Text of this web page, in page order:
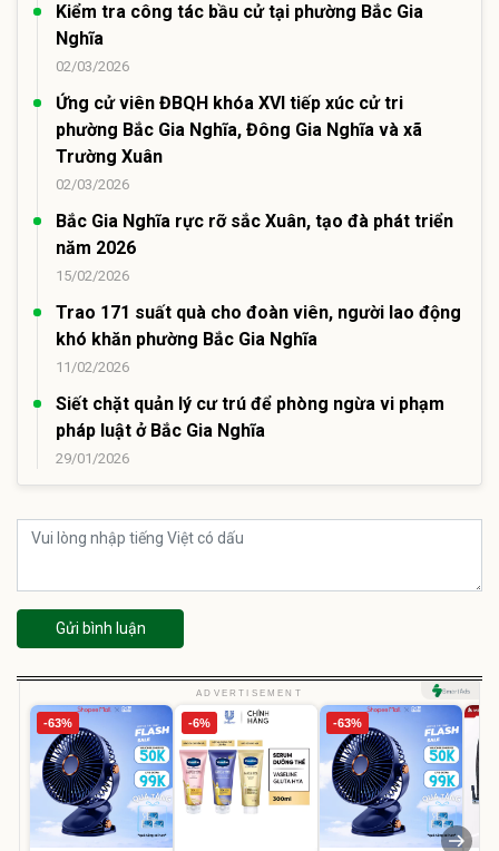
Kiểm tra công tác bầu cử tại phường Bắc Gia
Nghĩa
02/03/2026
Ứng cử viên ĐBQH khóa XVI tiếp xúc cử tri
phường Bắc Gia Nghĩa, Đông Gia Nghĩa và xã
Trường Xuân
02/03/2026
Bắc Gia Nghĩa rực rỡ sắc Xuân, tạo đà phát triển
năm 2026
15/02/2026
Trao 171 suất quà cho đoàn viên, người lao động
khó khăn phường Bắc Gia Nghĩa
11/02/2026
Siết chặt quản lý cư trú để phòng ngừa vi phạm
pháp luật ở Bắc Gia Nghĩa
29/01/2026
Gửi bình luận
ADVERTISEMENT
-63% -6% -63%